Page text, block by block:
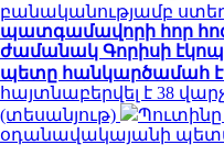
բանականությամբ
պատգամավորի հոր
ժամանակ Գորիսի
պետը հանկարծամահ է
հայտնաբերվել է 38
(տեսանյութ)
Պուտինը
օդանավակայանի